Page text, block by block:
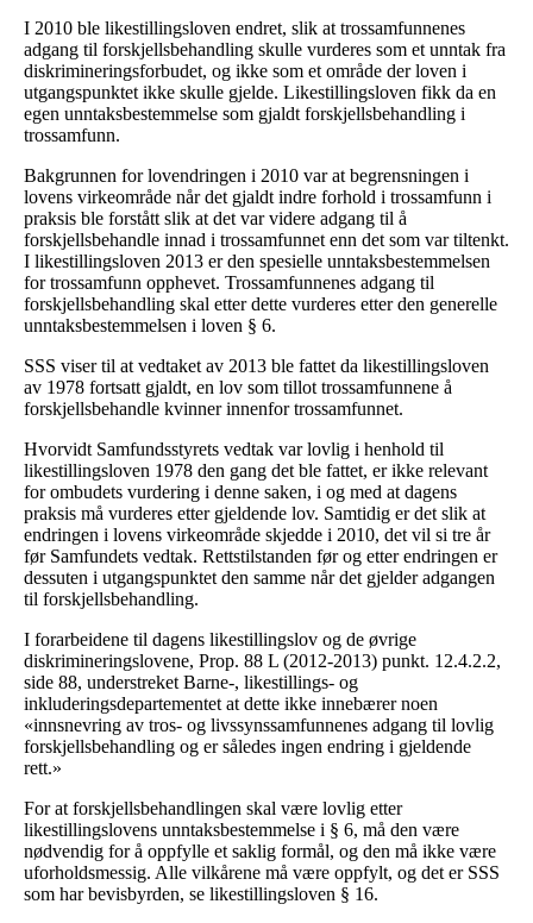
I 2010 ble likestillingsloven endret, slik at trossamfunnenes
adgang til forskjellsbehandling skulle vurderes som et unntak fra
diskrimineringsforbudet, og ikke som et område der loven i
utgangspunktet ikke skulle gjelde. Likestillingsloven fikk da en
egen unntaksbestemmelse som gjaldt forskjellsbehandling i
trossamfunn.
Bakgrunnen for lovendringen i 2010 var at begrensningen i
lovens virkeområde når det gjaldt indre forhold i trossamfunn i
praksis ble forstått slik at det var videre adgang til å
forskjellsbehandle innad i trossamfunnet enn det som var tiltenkt.
I likestillingsloven 2013 er den spesielle unntaksbestemmelsen
for trossamfunn opphevet. Trossamfunnenes adgang til
forskjellsbehandling skal etter dette vurderes etter den generelle
unntaksbestemmelsen i loven § 6.
SSS viser til at vedtaket av 2013 ble fattet da likestillingsloven
av 1978 fortsatt gjaldt, en lov som tillot trossamfunnene å
forskjellsbehandle kvinner innenfor trossamfunnet.
Hvorvidt Samfundsstyrets vedtak var lovlig i henhold til
likestillingsloven 1978 den gang det ble fattet, er ikke relevant
for ombudets vurdering i denne saken, i og med at dagens
praksis må vurderes etter gjeldende lov. Samtidig er det slik at
endringen i lovens virkeområde skjedde i 2010, det vil si tre år
før Samfundets vedtak. Rettstilstanden før og etter endringen er
dessuten i utgangspunktet den samme når det gjelder adgangen
til forskjellsbehandling.
I forarbeidene til dagens likestillingslov og de øvrige
diskrimineringslovene, Prop. 88 L (2012-2013) punkt. 12.4.2.2,
side 88, understreket Barne-, likestillings- og
inkluderingsdepartementet at dette ikke innebærer noen
«innsnevring av tros- og livssynssamfunnenes adgang til lovlig
forskjellsbehandling og er således ingen endring i gjeldende
rett.»
For at forskjellsbehandlingen skal være lovlig etter
likestillingslovens unntaksbestemmelse i § 6, må den være
nødvendig for å oppfylle et saklig formål, og den må ikke være
uforholdsmessig. Alle vilkårene må være oppfylt, og det er SSS
som har bevisbyrden, se likestillingsloven § 16.